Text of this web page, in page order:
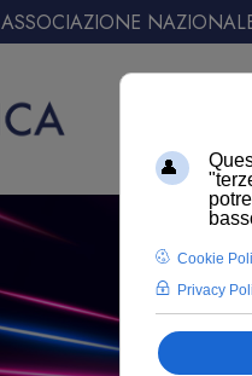
ASSOCIAZIONE